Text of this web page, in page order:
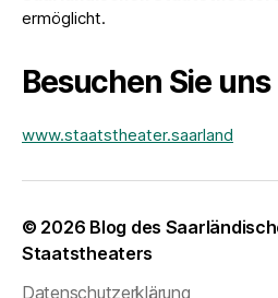
ermöglicht.
Besuchen Sie uns
www.staatstheater.saarland
© 2026 Blog des
Staatstheaters
Datenschutzerklärung